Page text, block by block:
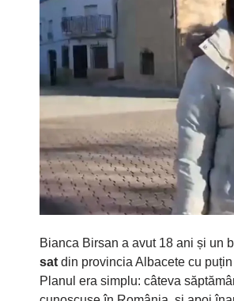
Bianca Birsan a avut 18 ani și un
sat din provincia Albacete cu
Planul era simplu: câteva